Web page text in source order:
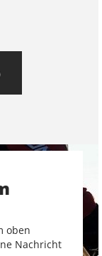
oben
Nachricht